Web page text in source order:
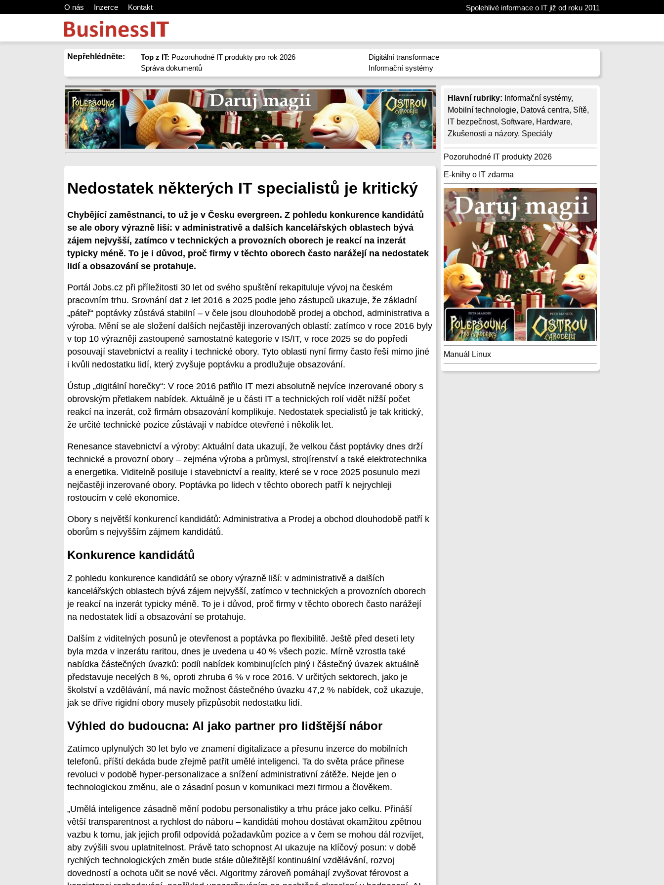
O nás Inzerce Kontakt Spolehlivé informace o IT již od roku 2011
Nepřehlédněte: Top z IT: Pozoruhodné IT produkty pro rok 2026
Správa dokumentů
Digitální transformace
Informační systémy
Hlavní rubriky: Informační systémy,
Mobilní technologie, Datová centra, Sítě,
IT bezpečnost, Software, Hardware,
Zkušenosti a názory, Speciály
Pozoruhodné IT produkty 2026
E-knihy o IT zdarma
Manuál Linux
Nedostatek některých IT specialistů je kritický
Chybějící zaměstnanci, to už je v Česku evergreen. Z pohledu konkurence kandidátů
se ale obory výrazně liší: v administrativě a dalších kancelářských oblastech bývá
zájem nejvyšší, zatímco v technických a provozních oborech je reakcí na inzerát
typicky méně. To je i důvod, proč firmy v těchto oborech často narážejí na nedostatek
lidí a obsazování se protahuje.
Portál Jobs.cz při příležitosti 30 let od svého spuštění rekapituluje vývoj na českém
pracovním trhu. Srovnání dat z let 2016 a 2025 podle jeho zástupců ukazuje, že základní
„páteř“ poptávky zůstává stabilní – v čele jsou dlouhodobě prodej a obchod, administrativa a
výroba. Mění se ale složení dalších nejčastěji inzerovaných oblastí: zatímco v roce 2016 byly
v top 10 výrazněji zastoupené samostatné kategorie v IS/IT, v roce 2025 se do popředí
posouvají stavebnictví a reality i technické obory. Tyto oblasti nyní firmy často řeší mimo jiné
i kvůli nedostatku lidí, který zvyšuje poptávku a prodlužuje obsazování.
Ústup „digitální horečky“: V roce 2016 patřilo IT mezi absolutně nejvíce inzerované obory s
obrovským přetlakem nabídek. Aktuálně je u části IT a technických rolí vidět nižší počet
reakcí na inzerát, což firmám obsazování komplikuje. Nedostatek specialistů je tak kritický,
že určité technické pozice zůstávají v nabídce otevřené i několik let.
Renesance stavebnictví a výroby: Aktuální data ukazují, že velkou část poptávky dnes drží
technické a provozní obory – zejména výroba a průmysl, strojírenství a také elektrotechnika
a energetika. Viditelně posiluje i stavebnictví a reality, které se v roce 2025 posunulo mezi
nejčastěji inzerované obory. Poptávka po lidech v těchto oborech patří k nejrychleji
rostoucím v celé ekonomice.
Obory s největší konkurencí kandidátů: Administrativa a Prodej a obchod dlouhodobě patří k
oborům s nejvyšším zájmem kandidátů.
Konkurence kandidátů
Z pohledu konkurence kandidátů se obory výrazně liší: v administrativě a dalších
kancelářských oblastech bývá zájem nejvyšší, zatímco v technických a provozních oborech
je reakcí na inzerát typicky méně. To je i důvod, proč firmy v těchto oborech často narážejí
na nedostatek lidí a obsazování se protahuje.
Dalším z viditelných posunů je otevřenost a poptávka po flexibilitě. Ještě před deseti lety
byla mzda v inzerátu raritou, dnes je uvedena u 40 % všech pozic. Mírně vzrostla také
nabídka částečných úvazků: podíl nabídek kombinujících plný i částečný úvazek aktuálně
představuje necelých 8 %, oproti zhruba 6 % v roce 2016. V určitých sektorech, jako je
školství a vzdělávání, má navíc možnost částečného úvazku 47,2 % nabídek, což ukazuje,
jak se dříve rigidní obory musely přizpůsobit nedostatku lidí.
Výhled do budoucna: AI jako partner pro lidštější nábor
Zatímco uplynulých 30 let bylo ve znamení digitalizace a přesunu inzerce do mobilních
telefonů, příští dekáda bude zřejmě patřit umělé inteligenci. Ta do světa práce přinese
revoluci v podobě hyper-personalizace a snížení administrativní zátěže. Nejde jen o
technologickou změnu, ale o zásadní posun v komunikaci mezi firmou a člověkem.
„Umělá inteligence zásadně mění podobu personalistiky a trhu práce jako celku. Přináší
větší transparentnost a rychlost do náboru – kandidáti mohou dostávat okamžitou zpětnou
vazbu k tomu, jak jejich profil odpovídá požadavkům pozice a v čem se mohou dál rozvíjet,
aby zvýšili svou uplatnitelnost. Právě tato schopnost AI ukazuje na klíčový posun: v době
rychlých technologických změn bude stále důležitější kontinuální vzdělávání, rozvoj
dovedností a ochota učit se nové věci. Algoritmy zároveň pomáhají zvyšovat férovost a